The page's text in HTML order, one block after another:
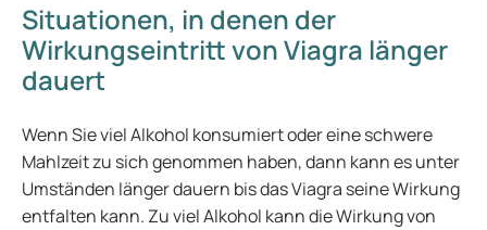
Situationen, in denen der
Wirkungseintritt von Viagra länger
dauert
Wenn Sie viel Alkohol konsumiert oder eine schwere
Mahlzeit zu sich genommen haben, dann kann es unter
Umständen länger dauern bis das Viagra seine Wirkung
entfalten kann. Zu viel Alkohol kann die Wirkung von